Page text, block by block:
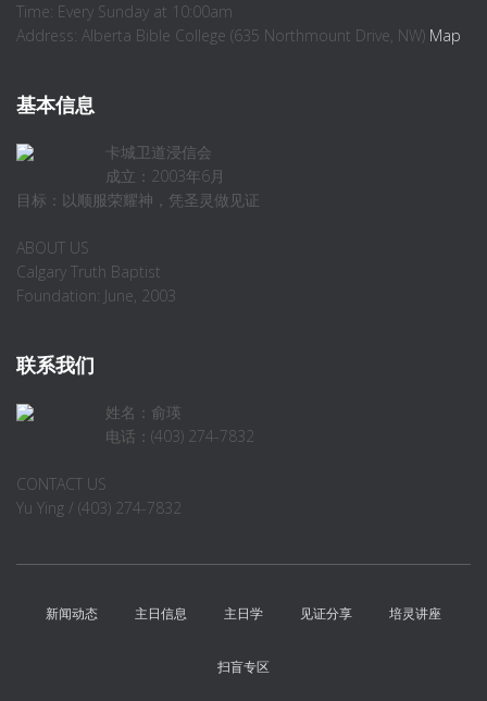
Time: Every Sunday at 10:00am
Address: Alberta Bible College (635 Northmount Drive, NW) Map
基本信息
卡城卫道浸信会
成立：2003年6月
目标：以顺服荣耀神，凭圣灵做见证
ABOUT US
Calgary Truth Baptist
Foundation: June, 2003
联系我们
姓名：俞瑛
电话：(403) 274-7832
CONTACT US
Yu Ying / (403) 274-7832
新闻动态 主日信息 主日学 见证分享 培灵讲座
扫盲专区